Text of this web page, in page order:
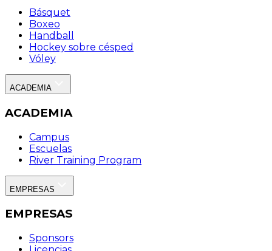
Básquet
Boxeo
Handball
Hockey sobre césped
Vóley
ACADEMIA
ACADEMIA
Campus
Escuelas
River Training Program
EMPRESAS
EMPRESAS
Sponsors